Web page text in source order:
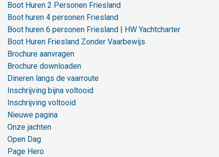
Boot Huren 2 Personen Friesland
Boot huren 4 personen Friesland
Boot huren 6 personen Friesland | HW Yachtcharter
Boot Huren Friesland Zonder Vaarbewijs
Brochure aanvragen
Brochure downloaden
Dineren langs de vaarroute
Inschrijving bijna voltooid
Inschrijving voltooid
Nieuwe pagina
Onze jachten
Open Dag
Page Hero